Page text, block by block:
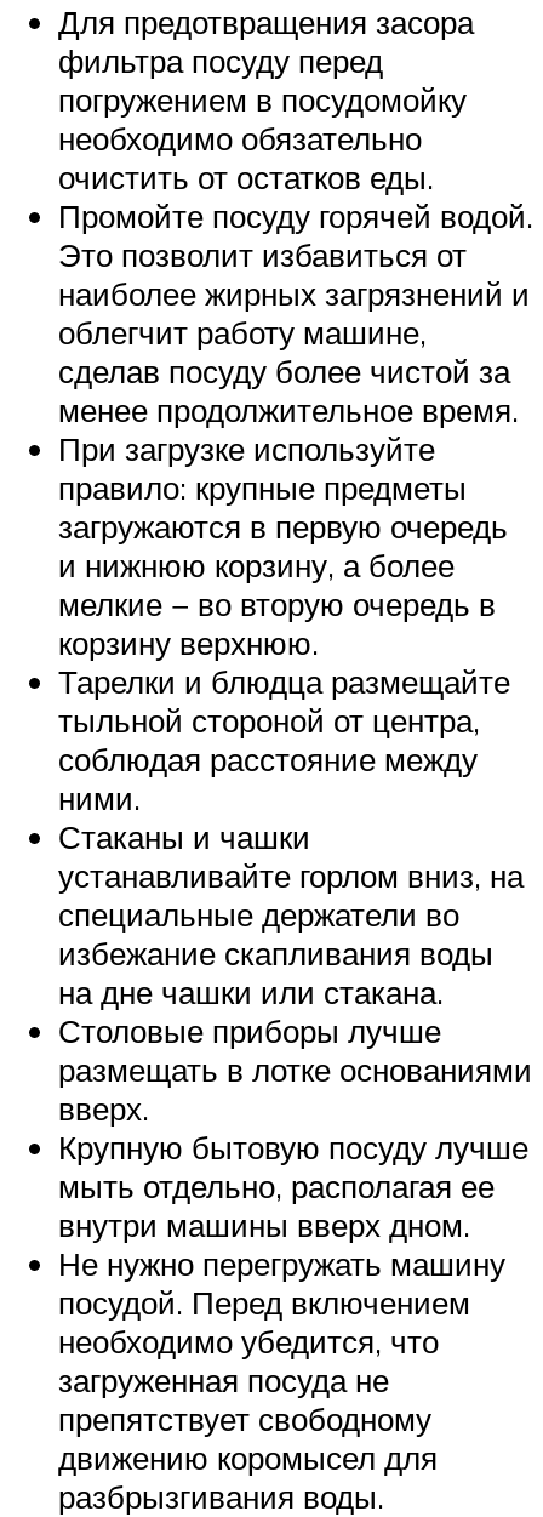
Для предотвращения засора
фильтра посуду перед
погружением в посудомойку
необходимо обязательно
очистить от остатков еды.
Промойте посуду горячей водой.
Это позволит избавиться от
наиболее жирных загрязнений и
облегчит работу машине,
сделав посуду более чистой за
менее продолжительное время.
При загрузке используйте
правило: крупные предметы
загружаются в первую очередь
и нижнюю корзину, а более
мелкие − во вторую очередь в
корзину верхнюю.
Тарелки и блюдца размещайте
тыльной стороной от центра,
соблюдая расстояние между
ними.
Стаканы и чашки
устанавливайте горлом вниз, на
специальные держатели во
избежание скапливания воды
на дне чашки или стакана.
Столовые приборы лучше
размещать в лотке основаниями
вверх.
Крупную бытовую посуду лучше
мыть отдельно, располагая ее
внутри машины вверх дном.
Не нужно перегружать машину
посудой. Перед включением
необходимо убедится, что
загруженная посуда не
препятствует свободному
движению коромысел для
разбрызгивания воды.